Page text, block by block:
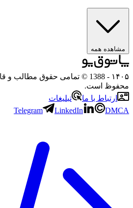
مشاهده همه
۱۴۰۵
- 1388 © تمامی حقوق مطالب و
محفوظ است.
ارتباط با ما
تبلیغات
Telegram
LinkedIn DMCA